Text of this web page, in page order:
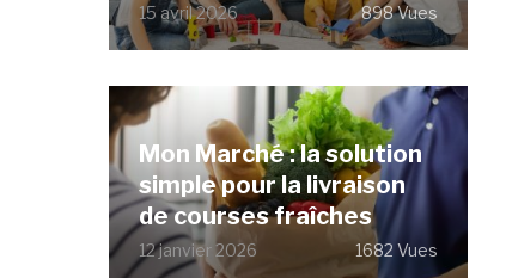
15 avril 2026 898 Vues
Mon Marché : la solution
simple pour la livraison
de courses fraîches
12 janvier 2026 1682 Vues